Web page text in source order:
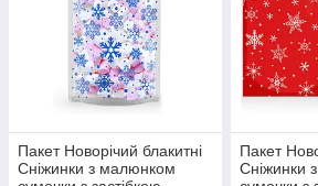
Пакет Новорічий блакитні
Сніжинки з малюнком
Пакет
Сніжинки